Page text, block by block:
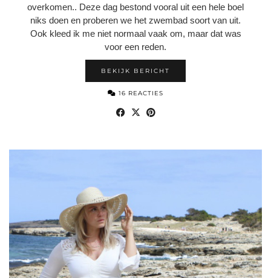
overkomen.. Deze dag bestond vooral uit een hele boel
niks doen en proberen we het zwembad soort van uit.
Ook kleed ik me niet normaal vaak om, maar dat was
voor een reden.
BEKIJK BERICHT
16 REACTIES